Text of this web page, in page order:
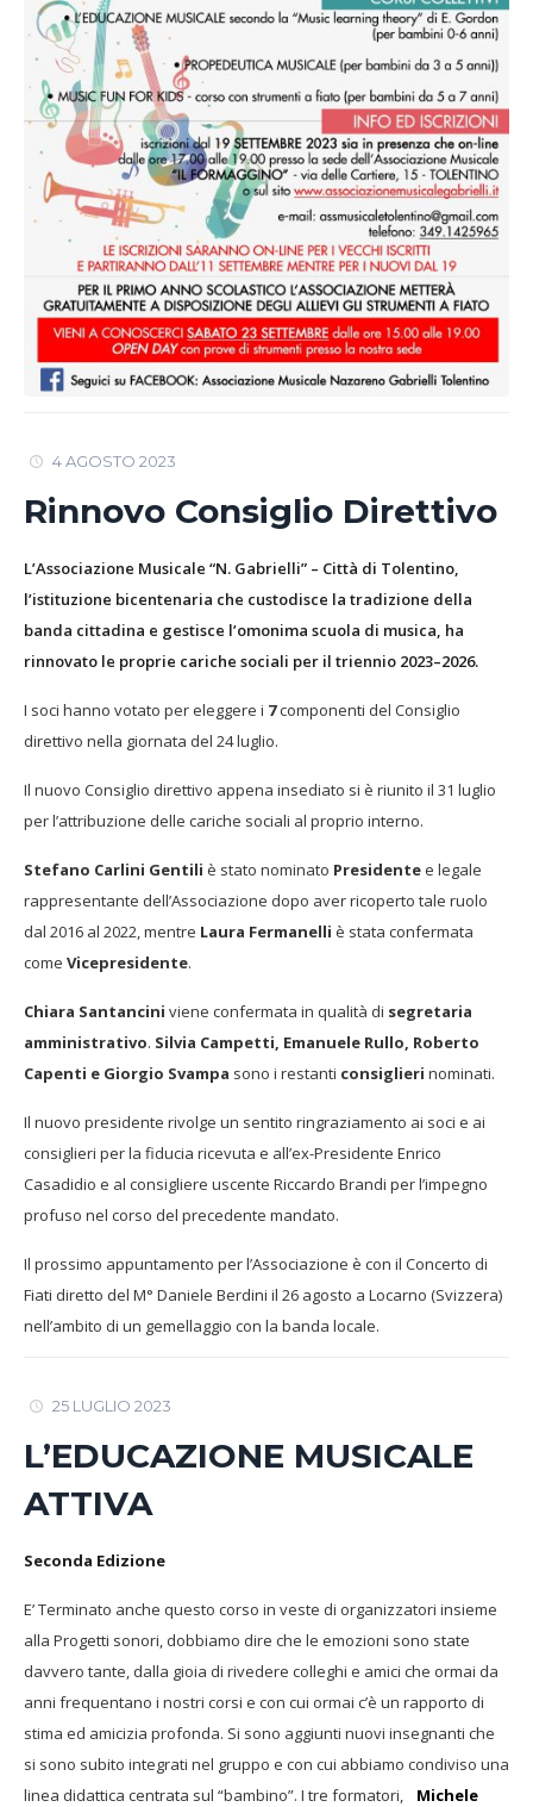
4 AGOSTO 2023
Rinnovo Consiglio Direttivo
L’Associazione Musicale “N. Gabrielli” – Città di Tolentino,
l’istituzione bicentenaria che custodisce la tradizione della
banda cittadina e gestisce l’omonima scuola di musica, ha
rinnovato le proprie cariche sociali per il triennio 2023–2026.
I soci hanno votato per eleggere i 7componenti del Consiglio
direttivo nella giornata del 24 luglio.
Il nuovo Consiglio direttivo appena insediato si è riunito il 31 luglio
per l’attribuzione delle cariche sociali al proprio interno.
Stefano Carlini Gentili è stato nominato Presidentee legale
rappresentante dell’Associazione dopo aver ricoperto tale ruolo
dal 2016 al 2022, mentre Laura Fermanelli è stata confermata
come Vicepresidente.
Chiara Santancini viene confermata in qualità di segretaria
amministrativo. Silvia Campetti, Emanuele Rullo, Roberto
Capenti e Giorgio Svampa sono i restanti consiglieri nominati.
Il nuovo presidente rivolge un sentito ringraziamento ai soci e ai
consiglieri per la fiducia ricevuta e all’ex-Presidente Enrico
Casadidio e al consigliere uscente Riccardo Brandi per l’impegno
profuso nel corso del precedente mandato.
Il prossimo appuntamento per l’Associazione è con il Concerto di
Fiati diretto del M° Daniele Berdini il 26 agosto a Locarno (Svizzera)
nell’ambito di un gemellaggio con la banda locale.
25 LUGLIO 2023
L’EDUCAZIONE MUSICALE
ATTIVA
Seconda Edizione
E’ Terminato anche questo corso in veste di organizzatori insieme
alla Progetti sonori, dobbiamo dire che le emozioni sono state
davvero tante, dalla gioia di rivedere colleghi e amici che ormai da
anni frequentano i nostri corsi e con cui ormai c’è un rapporto di
stima ed amicizia profonda. Si sono aggiunti nuovi insegnanti che
si sono subito integrati nel gruppo e con cui abbiamo condiviso una
linea didattica centrata sul “bambino”. I tre formatori,
Michele